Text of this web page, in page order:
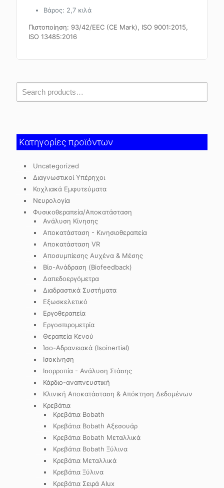
Βάρος: 2,7 κιλά
Πιστοποίηση: 93/42/EEC (CE Mark), ISO 9001:2015,
ISO 13485:2016
Κατηγορίες προϊόντων
Uncategorized
Διαγνωστικοί Υπέρηχοι
Κοχλιακά Εμφυτεύματα
Νευρολογία
Φυσικοθεραπεία/Αποκατάσταση
Ανάλυση Κίνησης
Αποκατάσταση - Κινησιοθεραπεία
Αποκατάσταση VR
Αποσυμπίεσης Αυχένα & Μέσης
Βίο-Ανάδραση (Biofeedback)
Δαπεδοεργόμετρα
Διαδραστικά Συστήματα
Εξωσκελετικό
Εργοθεραπεία
Εργοσπιρομετρία
Θεραπεία Κενού
Ίσο-Αδρανειακά (Isoinertial)
Ισοκίνηση
Ισορροπία - Ανάλυση Στάσης
Κάρδιο-αναπνευστική
Κλινική Αποκατάσταση & Απόκτηση Δεδομένων
Κρεβάτια
Κρεβάτια Bobath
Κρεβάτια Bobath Αξεσουάρ
Κρεβάτια Bobath Μεταλλικά
Κρεβάτια Bobath Ξύλινα
Κρεβάτια Μεταλλικά
Κρεβάτια Ξύλινα
Κρεβάτια Σειρά Alux